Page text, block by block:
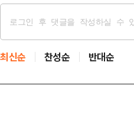
최신순 찬성순 반대순